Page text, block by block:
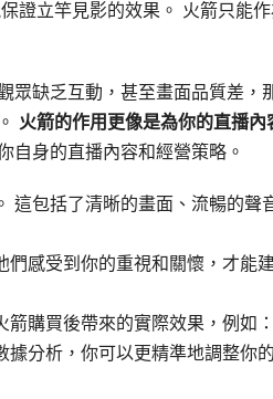
證立竿見影的效果。 火箭只能作
眾缺乏互動，甚至畫面品質差，
火箭的作用更像是為你的直播內
自身的直播內容和經營策略。
這包括了清晰的畫面、流暢的聲
感受到你的重視和關懷，才能
購買後帶來的實際效果，例如
分析，你可以更精準地調整你